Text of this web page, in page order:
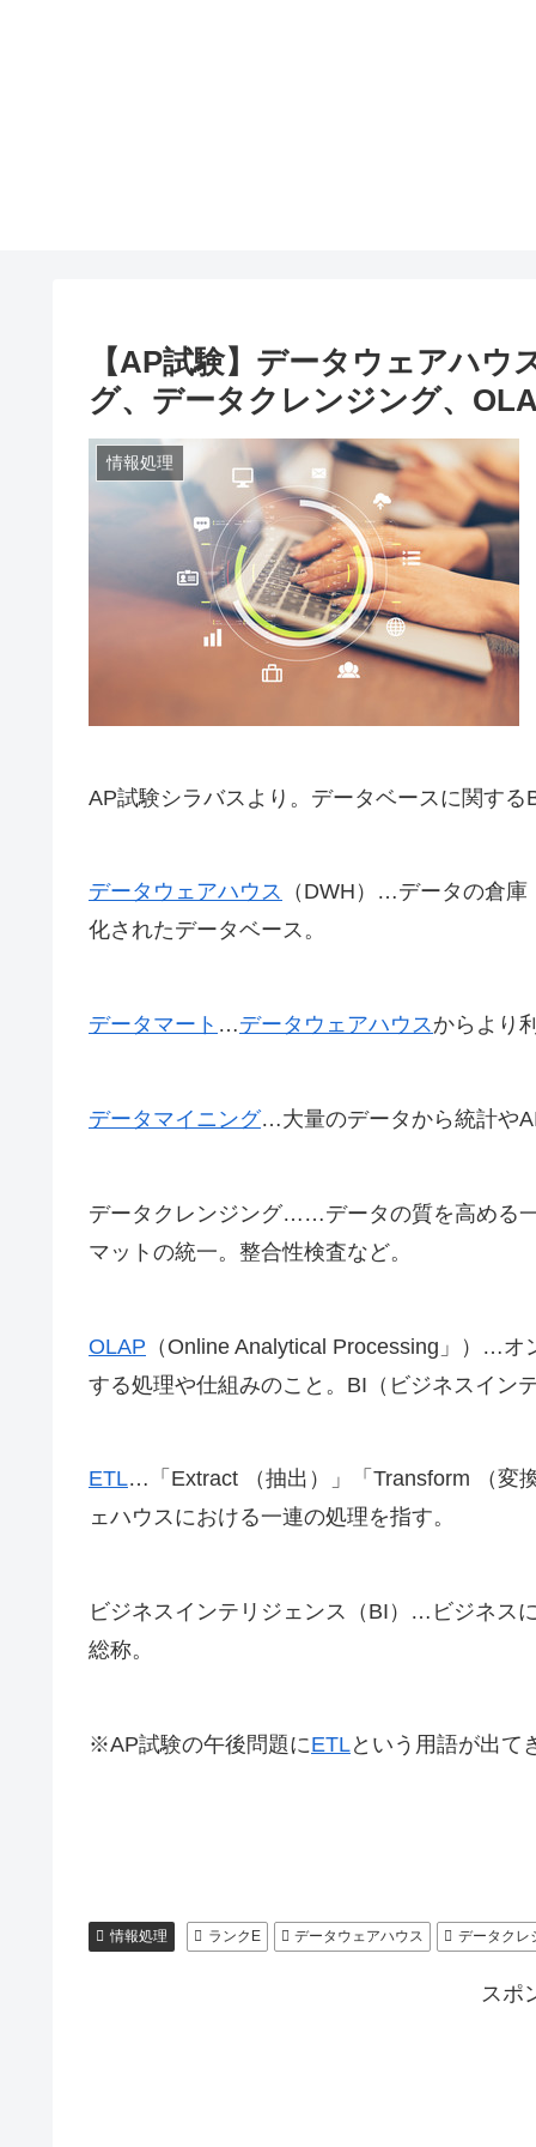
【AP試験】データウェアハ
グ、データクレンジング、
情報処理
AP試験シラバスより。データベースに関する
データウェアハウス （DWH）…データの倉
化されたデータベース。
データマート …データウェアハウスからより
データマイニング…大量のデータから統計や
データクレンジング……データの質を高める
マットの統一。整合性検査など。
OLAP （Online Analytical Processing」）…
する処理や仕組みのこと。BI（ビジネスイン
ETL…「Extract （抽出）」「Transform （変
ェハウスにおける一連の処理を指す。
ビジネスインテリジェンス（BI）…ビジネス
総称。
※AP試験の午後問題にETLという用語が出て
情報処理 ランクE データウェアハウス データクレ
スポ